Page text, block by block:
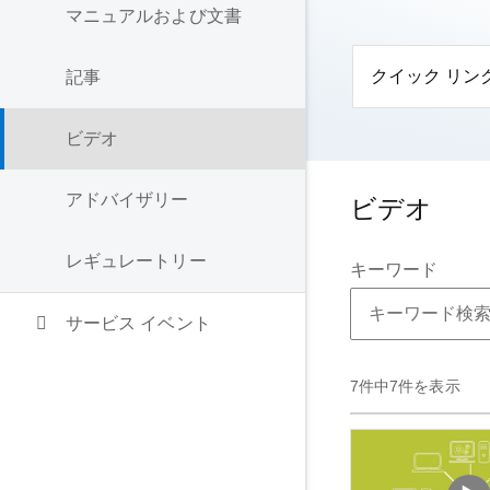
マニュアルおよび文書
記事
ビデオ
アドバイザリー
レギュレートリー
サービス イベント
クイック リン
ビデオ
キーワード
7件中7件を表示